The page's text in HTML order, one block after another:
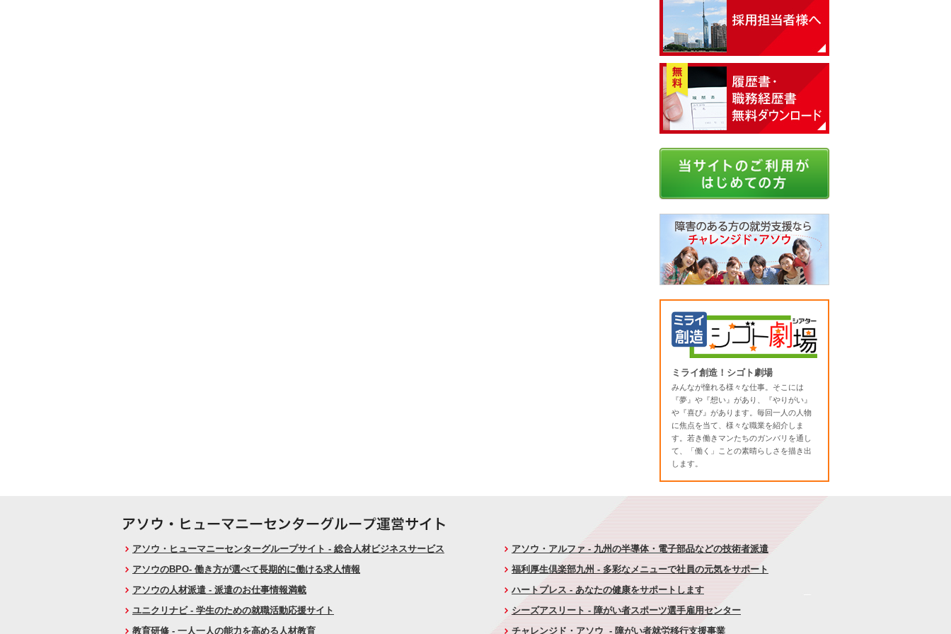
ミライ創造！シゴト劇場
みんなが憧れる様々な仕事。そこには
『夢』や『想い』があり、『やりがい』
や『喜び』があります。毎回一人の人物
に焦点を当て、様々な職業を紹介しま
す。若き働きマンたちのガンバリを通し
て、「働く」ことの素晴らしさを描き出
します。
アソウ・ヒューマニーセンターグループサイト - 総合人材ビジネスサービス
アソウのBPO- 働き方が選べて長期的に働ける求人情報
アソウの人材派遣 - 派遣のお仕事情報満載
ユニクリナビ - 学生のための就職活動応援サイト
教育研修 - 一人一人の能力を高める人材教育
アソウ・アルファ - 九州の半導体・電子部品などの技術者派遣
福利厚生倶楽部九州 - 多彩なメニューで社員の元気をサポート
ハートプレス - あなたの健康をサポートします
シーズアスリート - 障がい者スポーツ選手雇用センター
チャレンジド・アソウ - 障がい者就労移行支援事業